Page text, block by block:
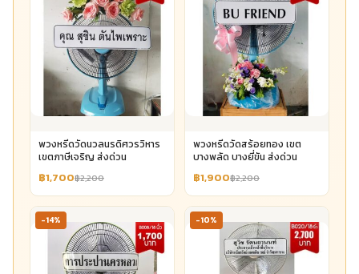
พวงหรีดวัดนวลนรดิศวรวิหาร
เขตภาษีเจริญ ส่งด่วน
฿1,700฿2,200
พวงหรีดวัดสร้อยทอง เขต
บางพลัด บางยี่ขัน ส่งด่วน
฿1,900฿2,200
-14% -10%